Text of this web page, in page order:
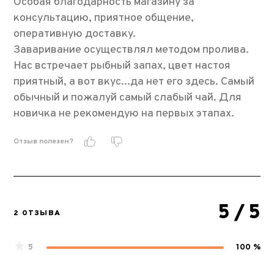
консультацию, приятное общение,
оперативную доставку.
Заваривание осуществлял методом пролива.
Нас встречает рыбный запах, цвет настоя
приятный, а вот вкус...да нет его здесь. Самый
обычный и пожалуй самый слабый чай. Для
новичка не рекомендую на первых этапах.
Отзыв полезен?
2 ОТЗЫВА 5 / 5
5
100 %